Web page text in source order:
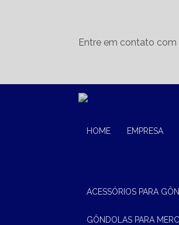
Entre em contato com
HOME EMPRESA
ACESSÓRIOS PARA
GÔNDOLAS PARA